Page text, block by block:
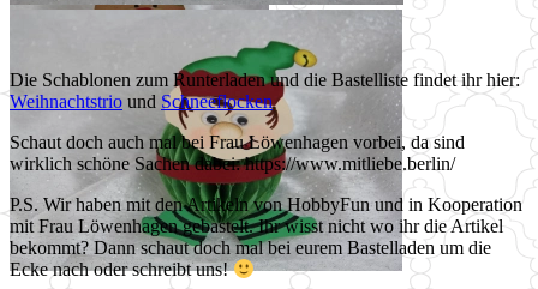
Die Schablonen zum Runterladen und die Bastelliste findet ihr hier:
Weihnachtstrio und Schneeflocken
Schaut doch auch mal bei Frau Löwenhagen vorbei, da sind
wirklich schöne Sachen dabei: https://www.mitliebe.berlin/
P.S. Wir haben mit den Artikeln von HobbyFun und in Kooperation
mit Frau Löwenhagen gebastelt. Ihr wisst nicht wo ihr die Artikel
bekommt? Dann schaut doch mal bei eurem Bastelladen um die
Ecke nach oder schreibt uns!